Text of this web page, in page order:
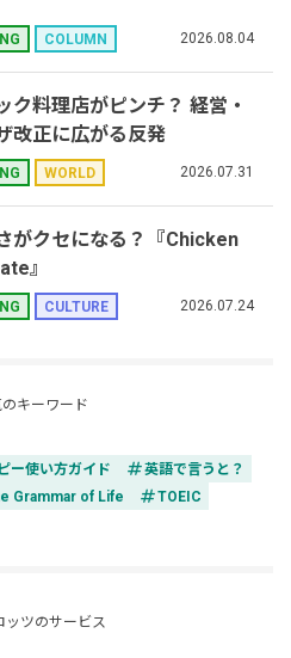
COLUMN 2026.08.04
ク料理店がピンチ？ 経営・
改正に広がる反発
WORLD 2026.07.31
がクセになる？『Chicken
』
CULTURE 2026.07.24
キーワード
ー使い方ガイド tag英語で言うと？
Grammar of Life tagTOEIC
ッツのサービス